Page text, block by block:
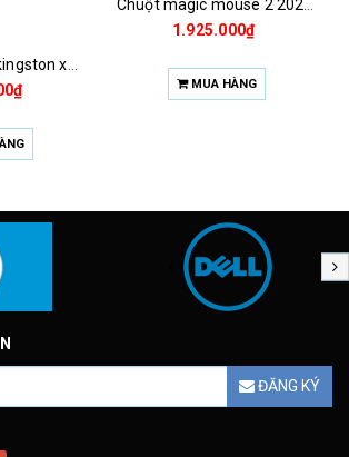
1.925.000₫
MUA HÀNG
ĐĂNG KÝ